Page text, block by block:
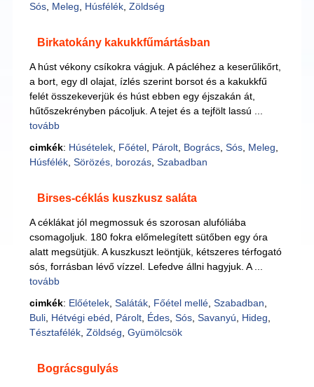
Sós, Meleg Húsfélék, Zöldség
Birkatokány kakukkfűmártásban
A húst vékony csíkokra vágjuk. A pácléhez a keserűlikőrt,
a bort, egy dl olajat, ízlés szerint borsot és a kakukkfű
felét összekeverjük és húst ebben egy éjszakán át,
hűtőszekrényben pácoljuk. A tejet és a tejfölt lassú ...
tovább
cimkék: Húsételek, Főétel, Párolt, Bogrács, Sós, Meleg
Húsfélék, Sörözés, borozás, Szabadban
Birses-céklás kuszkusz saláta
A céklákat jól megmossuk és szorosan alufóliába
csomagoljuk. 180 fokra előmelegített sütőben egy óra
alatt megsütjük. A kuszkuszt leöntjük, kétszeres térfogató
sós, forrásban lévő vízzel. Lefedve állni hagyjuk. A ...
tovább
cimkék: Előételek, Saláták, Főétel mellé, Szabadban
Buli, Hétvégi ebéd Párolt, Édes, Sós, Savanyú Hideg
Tésztafélék, Zöldség Gyümölcsök
Bográcsgulyás